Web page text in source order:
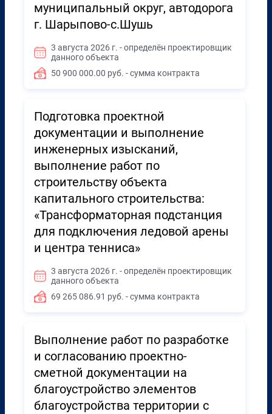
муниципальный округ, автодорога
г. Шарыпово-с.Шушь
3 августа 2026 г. - определён проектировщик
данного объекта
50 900 000.00 руб. - сумма контракта
Подготовка проектной
документации и выполнение
инженерных изысканий,
выполнение работ по
строительству объекта
капитального строительства:
«Трансформаторная подстанция
для подключения ледовой арены
и центра тенниса»
3 августа 2026 г. - определён проектировщик
данного объекта
69 265 086.91 руб. - сумма контракта
Выполнение работ по разработке
и согласованию проектно-
сметной документации на
благоустройство элементов
благоустройства территории с